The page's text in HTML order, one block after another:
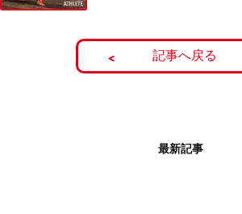
記事へ戻る
最新記事